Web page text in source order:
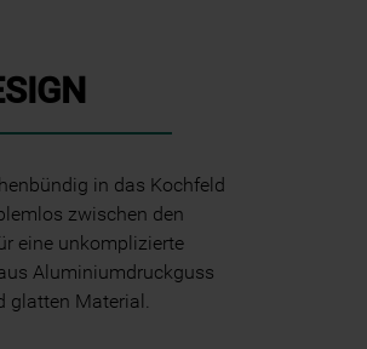
in das Kochfeld
zwischen den
eine unkomplizierte
Aluminiumdruckguss
glatten Material.